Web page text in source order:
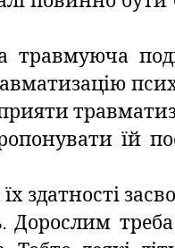
їй
здатності
Дорослим